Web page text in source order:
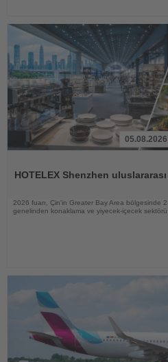
05.08.2026
HOTELEX Shenzhen uluslararası
2026 fuarı, Çin'in Greater Bay Area bölgesinde
genelinden konaklama ve yiyecek-içecek sektörü